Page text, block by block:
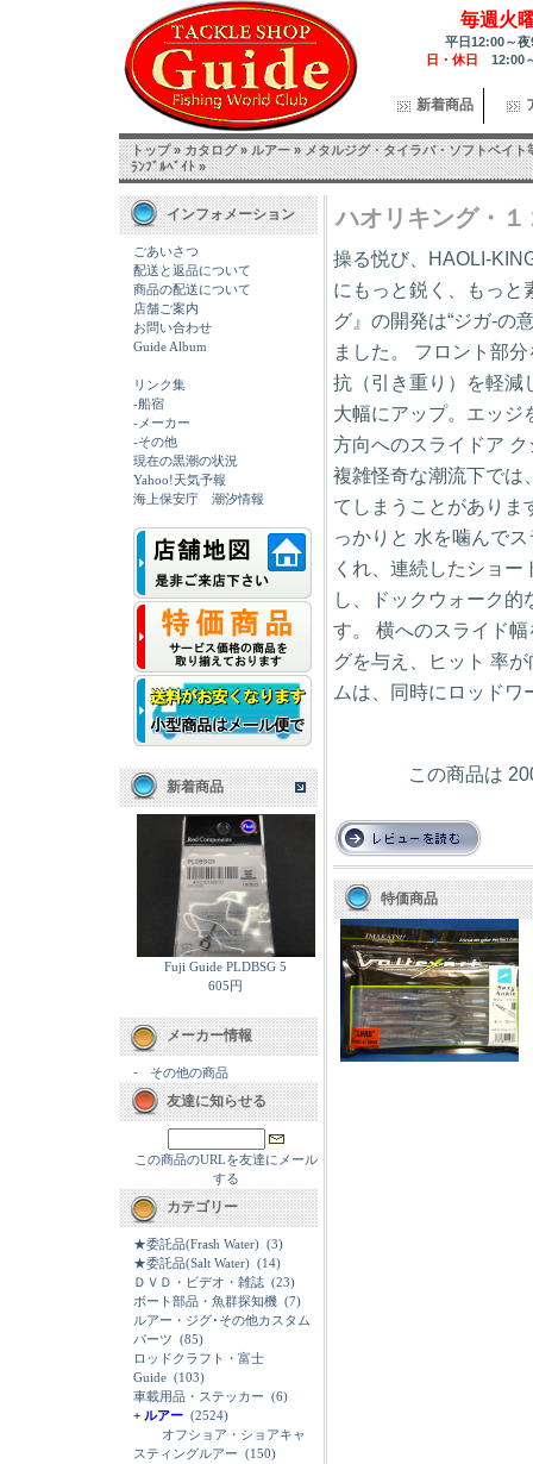
毎週火
平日12:00～
日・休日 12:00
新着商品
トップ»カタログ»ルアー»メタルジグ・タイラバ・ソフトベイト
ﾗﾝﾌﾞﾙﾍﾞｲﾄ»
インフォメーション
ごあいさつ
配送と返品について
商品の配送について
店舗ご案内
お問い合わせ
Guide Album
リンク集
-船宿
-メーカー
-その他
現在の黒潮の状況
Yahoo!天気予報
海上保安庁 潮汐情報
新着商品
Fuji Guide PLDBSG 5
605円
メーカー情報
- その他の商品
友達に知らせる
この商品のURLを友達にメール
する
カテゴリー
★委託品(Frash Water) (3)
★委託品(Salt Water) (14)
ＤＶＤ・ビデオ・雑誌 (23)
ボート部品・魚群探知機 (7)
ルアー・ジグ･その他カスタム
パーツ (85)
ロッドクラフト・富士
Guide (103)
車載用品・ステッカー (6)
+ ルアー (2524)
オフショア・ショアキャ
スティングルアー (150)
ハオリキング・
操る悦び、HAOLI-
にもっと鋭く、もっと
グ』の開発は“ジガ-の
ました。 フロント部
抗（引き重り）を軽減
大幅にアップ。エッジ
方向へのスライドア
複雑怪奇な潮流下では
てしまうことがありま
っかりと 水を噛んで
くれ、連続したショ
し、ドックウォーク
す。 横へのスライド
グを与え、ヒット 率
ムは、同時にロッド
この商品は
特価商品